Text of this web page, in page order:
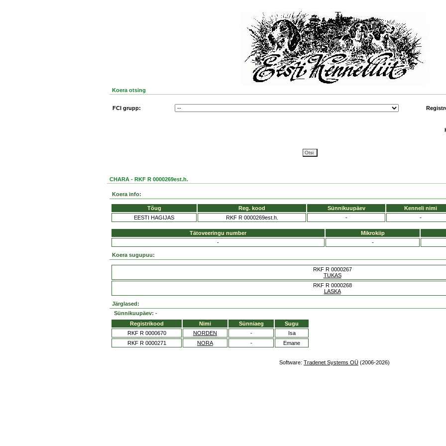
Koera otsing
FCI grupp:
CHARA - RKF R 0000269est.h.
Koera info:
Tõug Reg. kood Sünnikuupäev Kenneli nimi
EESTI HAGIJAS
RKF R 0000269est.h. - -
Tätoveeringu number Mikrokiip
-
-
Koera sugupuu:
RKF R 0000267
TUKAS
RKF R 0000268
LASKA
Järglased:
Sünnikuupäev: -
Registrikood
Nimi Sünniaeg
Sugu
RKF R 0000670
NORDEN -
Isa
RKF R 0000271
NORA - Emane
Software: Tradenet Systems OÜ (2006-2026)